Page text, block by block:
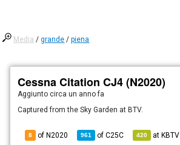
Media /grande /piena
Cessna Citation CJ4 (N2020)
Aggiunto circa un anno fa
Captured from the Sky Garden at BTV.
8 of N2020 961 ofC25C 420 atKBTV